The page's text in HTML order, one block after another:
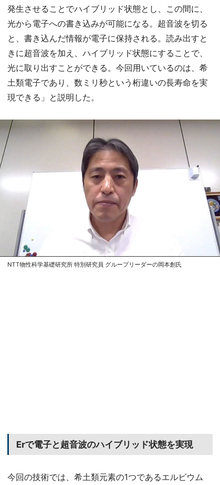
発生させることでハイブリッド状態とし、この間に、
光から電子への書き込みが可能になる。超音波を切る
と、書き込んだ情報が電子に保持される。読み出すと
きに超音波を加え、ハイブリッド状態にすることで、
光に取り出すことができる。今回用いているのは、希
土類電子であり、数ミリ秒という桁違いの長寿命を実
現できる」と説明した。
NTT物性科学基礎研究所 特別研究員 グループリーダーの岡本創氏
Erで電子と超音波のハイブリッド状態を実現
今回の技術では、希土類元素の1つであるエルビウム